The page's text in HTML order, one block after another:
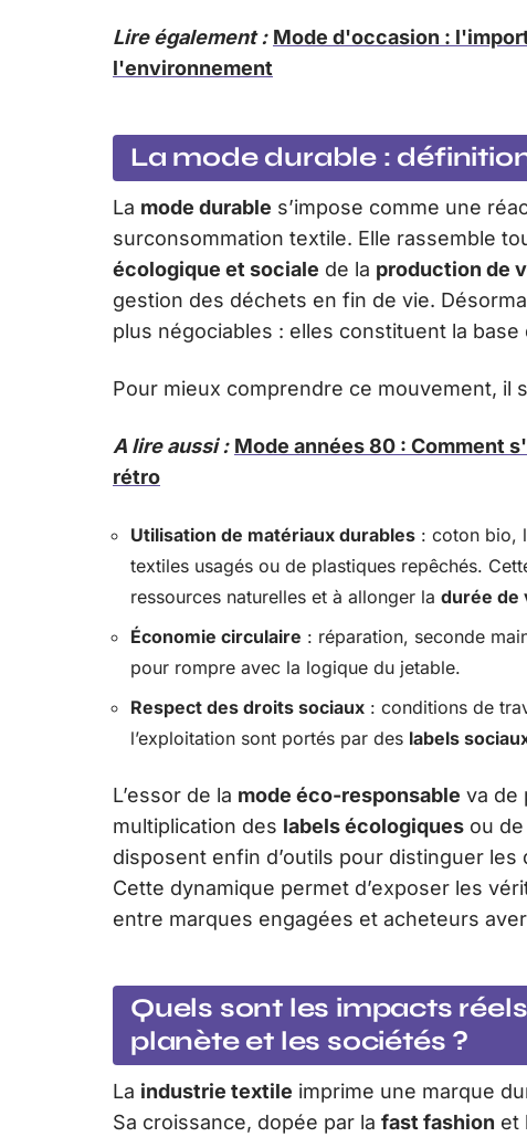
Lire également : Mode d'occasion :
l'environnement
La mode durable :
La mode durable s’impose comme une
surconsommation textile. Elle rassemble
écologique et sociale de la production de
gestion des déchets en fin de vie.
plus négociables : elles constituent la
Pour mieux comprendre ce mouvement, il
A lire aussi : Mode années 80 : Comment
rétro
Utilisation de matériaux durables : coton bio,
textiles usagés ou de plastiques repêchés.
ressources naturelles et à allonger la durée de
Économie circulaire : réparation, seconde
pour rompre avec la logique du jetable.
Respect des droits sociaux : conditions de
l’exploitation sont portés par des labels
L’essor de la mode éco-responsable va de
multiplication des labels écologiques ou de
disposent enfin d’outils pour distinguer
Cette dynamique permet d’exposer les
entre marques engagées et acheteurs
Quels sont les impacts
planète et les sociétés ?
La industrie textile imprime une marque
Sa croissance, dopée par la fast fashion et